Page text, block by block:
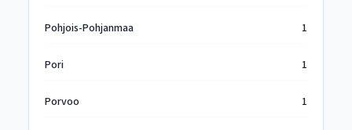
Pohjois-Pohjanmaa 1
Pori 1
Porvoo 1